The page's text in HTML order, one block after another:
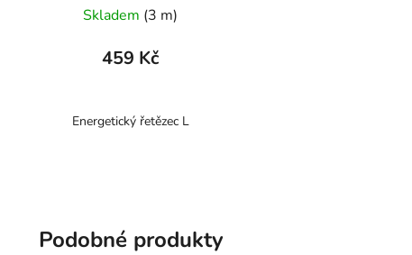
Skladem (3 m)
459 Kč
Energetický řetězec L
Podobné produkty